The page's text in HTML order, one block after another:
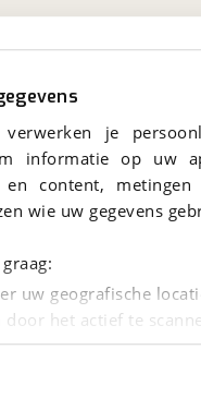
verwerken je
informatie op
en content,
wie uw gegevens
uw geografische
door het actief te
gegevens worden